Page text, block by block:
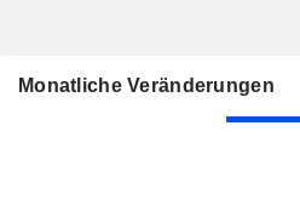
Monatliche Veränderungen